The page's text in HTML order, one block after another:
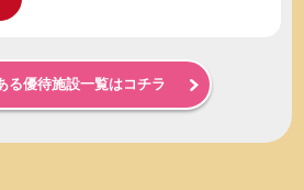
る優待施設一覧はコチラ